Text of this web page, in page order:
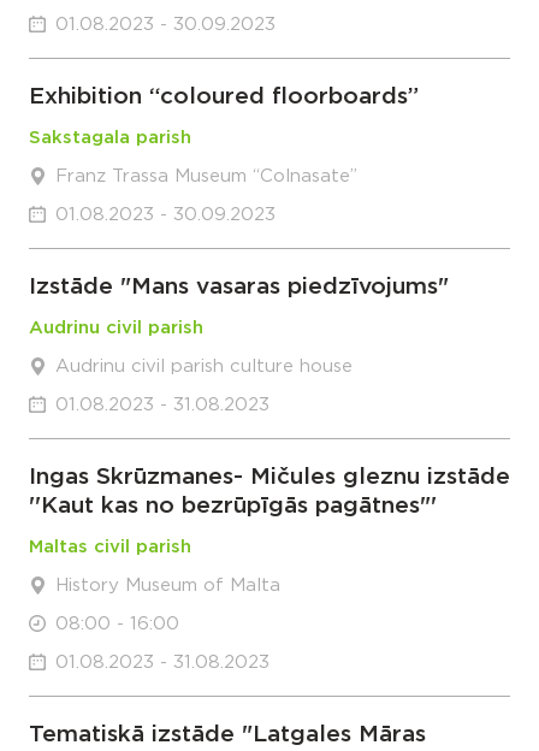
01.08.2023 - 30.09.2023
Exhibition “coloured floorboards”
Sakstagala parish
Franz Trassa Museum “Colnasate”
01.08.2023 - 30.09.2023
Izstāde "Mans vasaras piedzīvojums"
Audrinu civil parish
Audrinu civil parish culture house
01.08.2023 - 31.08.2023
Ingas Skrūzmanes- Mičules gleznu izstāde
''Kaut kas no bezrūpīgās pagātnes"'
Maltas civil parish
History Museum of Malta
08:00 - 16:00
01.08.2023 - 31.08.2023
Tematiskā izstāde "Latgales Māras